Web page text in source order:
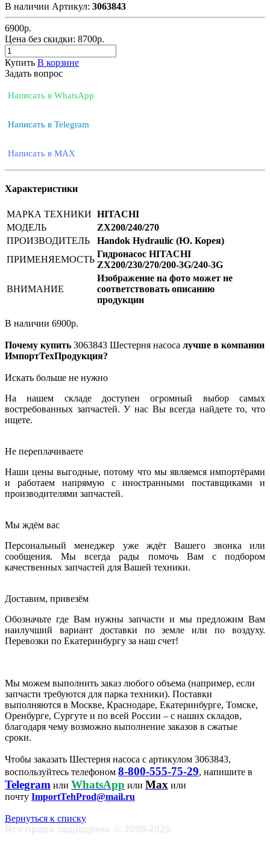
В наличии Артикул: 3063843
6900р.
Цена без скидки: 8700р.
Купить В корзине
Задать вопрос
Написать в WhatsApp
Написать в Telegram
Написать в MAX
Характеристики
МАРКА ТЕХНИКИ HITACHI
МОДЕЛЬ
ZX200/240/270
ПРОИЗВОДИТЕЛЬ
Handok Hydraulic (Ю. Корея)
ПРИМЕНЯЕМОСТЬ
Гидронасос HITACHI
ZX200/230/270/200-3G/240-3G
ВНИМАНИЕ
Изображение на фото может не
соответствовать описанию
продукции
В наличии 6900р.
Почему купить 3063843 Шестерня насоса лучше в компании
ИмпортТехПродукция?
Искать больше не нужно
На нашем складе доступен огромный выбор самых
востребованных запчастей. У нас Вы всегда найдете то, что
ищете.
Не переплачиваете
Наши цены выгодные, потому что мы являемся импортёрами
и работаем напрямую с иностранными поставщиками и
производителями запчастей.
Мы ждём вас
Персональный менеджер уже ждёт Вашего звонка или
сообщения. Мы всегда рады помочь Вам с подбором
качественных запчастей для Вашей техники.
Доставим, привезём
Обозначьте где Вам нужны запчасти и мы предложим Вам
наилучший вариант доставки по земле или по воздуху.
Перевозки по Екатеринбургу за наш счет!
Мы можем выполнить заказ любого объема (например, если
запчасти требуются для парка техники). Поставки
выполняются в Москве, Краснодаре, Екатеринбурге, Томске,
Оренбурге, Сургуте и по всей России – с наших складов,
благодаря чему возможно выполнение заказов в сжатые
сроки.
Чтобы заказать Шестерня насоса с артикулом 3063843,
воспользуйтесь телефоном 8-800-555-75-29, напишите в
Telegram или WhatsApp или Max или
почту ImportTehProd@mail.ru
Вернуться к списку